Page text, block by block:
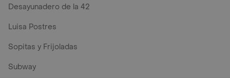
Desayunadero de la 42
Luisa Postres
Sopitas y Frijoladas
Subway